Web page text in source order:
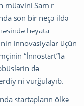
müavini Samir
son bir neçə ildə
həyata
innovasiyalar üçün
“İnnostart”la
də
vurğulayıb.
startapların ölkə